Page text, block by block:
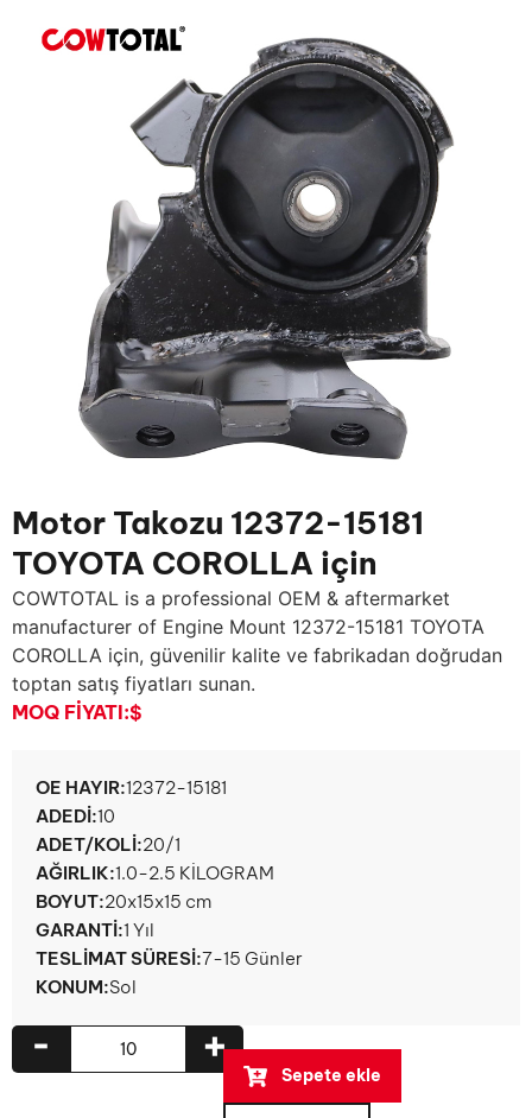
Motor Takozu 12372-15181
TOYOTA COROLLA için
COWTOTAL is a professional OEM & aftermarket
manufacturer of Engine Mount 12372-15181 TOYOTA
COROLLA için, güvenilir kalite ve fabrikadan doğrudan
toptan satış fiyatları sunan.
MOQ FIYATI:$
OE HAYIR:12372-15181
ADEDI:10
ADET/KOLI:20/1
AĞIRLIK:1.0-2.5 KİLOGRAM
BOYUT:20x15x15 cm
GARANTI:1 Yıl
TESLIMAT SÜRESI:7-15 Günler
KONUM:Sol
+
-
Sepete ekle